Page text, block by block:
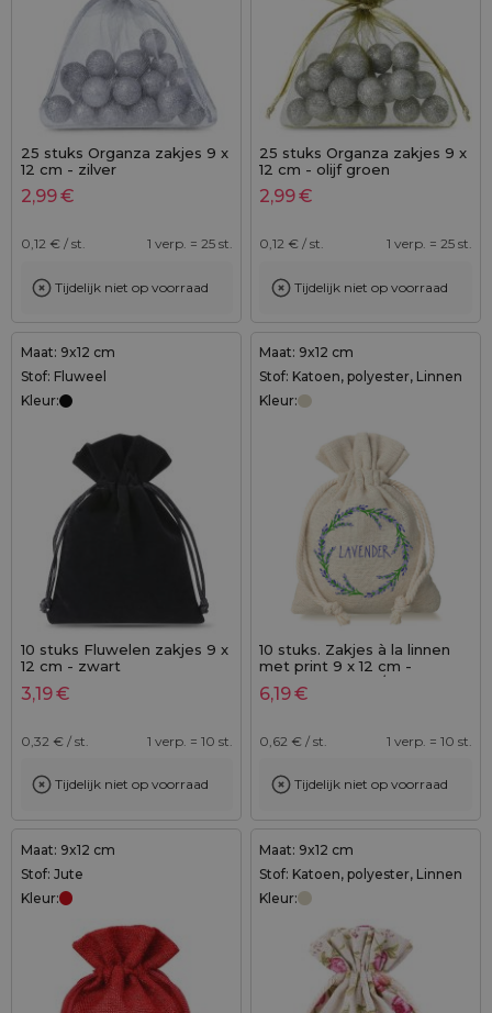
25 stuks Organza zakjes 9 x
12 cm - zilver
2,99€
0,12 € / st. 1 verp. = 25 st.
Tijdelijk niet op voorraad
25 stuks Organza zakjes 9 x
12 cm - olijf groen
2,99€
0,12 € / st. 1 verp. = 25 st.
Tijdelijk niet op voorraad
Maat: 9x12 cm
Stof: Fluweel
Kleur:
10 stuks Fluwelen zakjes 9 x
12 cm - zwart
3,19€
0,32 € / st. 1 verp. = 10 st.
Tijdelijk niet op voorraad
Maat: 9x12 cm
Stof: Katoen, polyester, Linnen
Kleur:
10 stuks. Zakjes à la linnen
met print 9 x 12 cm -
natuurlijke kleur / van
lavendel
6,19€
0,62 € / st. 1 verp. = 10 st.
Tijdelijk niet op voorraad
Maat: 9x12 cm
Stof: Jute
Kleur:
Maat: 9x12 cm
Stof: Katoen, polyester, Linnen
Kleur: